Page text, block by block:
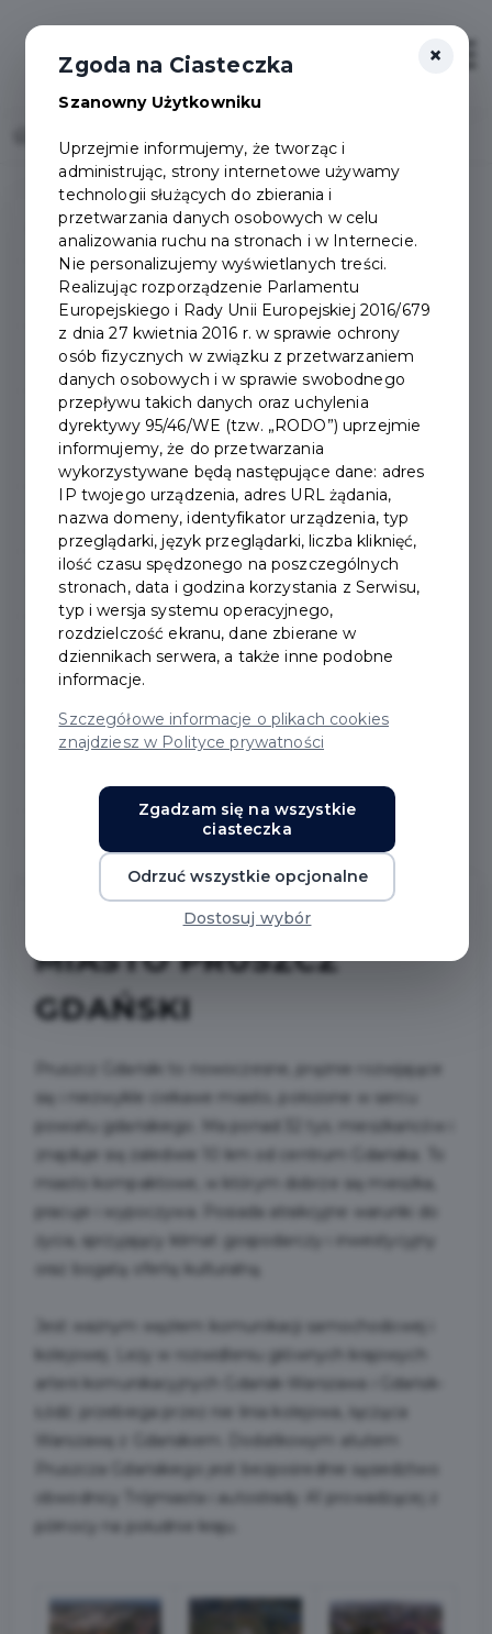
O mieście
Położenie
Demografia
Początki Pruszcza
Gdańskiego
Pochodzenie nazwy miasta
Warto zobaczyć
Znane postaci
Obiekty zabytkowe
Galeria zdjęć
MIASTO PRUSZCZ
GDAŃSKI
Pruszcz Gdański to nowoczesne, prężnie rozwijające
się i niezwykle ciekawe miasto, położone w sercu
powiatu gdańskiego. Ma ponad 32 tys. mieszkańców i
znajduje się zaledwie 10 km od centrum Gdańska. To
miasto kompaktowe, w którym dobrze się mieszka,
pracuje i wypoczywa. Posiada atrakcyjne warunki do
życia, sprzyjający klimat gospodarczy i inwestycyjny
oraz bogatą ofertę kulturalną.
Jest ważnym węzłem komunikacji samochodowej i
kolejowej. Leży w rozwidleniu głównych krajowych
arterii komunikacyjnych Gdańsk-Warszawa i Gdańsk-
Łódź; przebiega przez nie linia kolejowa, łącząca
Warszawę z Gdańskiem. Dodatkowym atutem
Pruszcza Gdańskiego jest bezpośrednie sąsiedztwo
obwodnicy Trójmiasta i autostrady A1 prowadzącej z
północy na południe kraju.
×
Zgoda na Ciasteczka
Szanowny Użytkowniku
Uprzejmie informujemy, że tworząc i
administrując, strony internetowe używamy
technologii służących do zbierania i
przetwarzania danych osobowych w celu
analizowania ruchu na stronach i w Internecie.
Nie personalizujemy wyświetlanych treści.
Realizując rozporządzenie Parlamentu
Europejskiego i Rady Unii Europejskiej 2016/679
z dnia 27 kwietnia 2016 r. w sprawie ochrony
osób fizycznych w związku z przetwarzaniem
danych osobowych i w sprawie swobodnego
przepływu takich danych oraz uchylenia
dyrektywy 95/46/WE (tzw. „RODO”) uprzejmie
informujemy, że do przetwarzania
wykorzystywane będą następujące dane: adres
IP twojego urządzenia, adres URL żądania,
nazwa domeny, identyfikator urządzenia, typ
przeglądarki, język przeglądarki, liczba kliknięć,
ilość czasu spędzonego na poszczególnych
stronach, data i godzina korzystania z Serwisu,
typ i wersja systemu operacyjnego,
rozdzielczość ekranu, dane zbierane w
dziennikach serwera, a także inne podobne
informacje.
Szczegółowe informacje o plikach cookies
znajdziesz w Polityce prywatności
Zgadzam się na wszystkie
ciasteczka
Odrzuć wszystkie opcjonalne
Dostosuj wybór